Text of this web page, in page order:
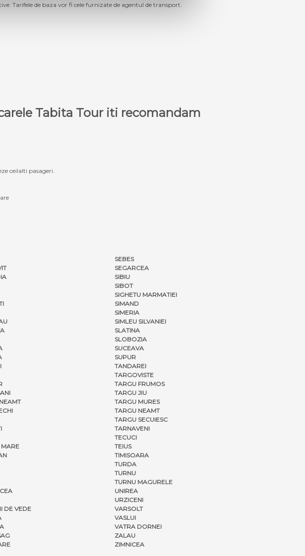
Tarifele de baza vor fi cele furnizate de agentul de transport.
Tabita Tour iti recomandam
ceilalti pasageri.
DE VEDE
SEBES
SEGARCEA
SIBIU
SIBOT
SIGHETU MARMATIEI
SIMAND
SIMERIA
SIMLEU SILVANIEI
SLATINA
SLOBOZIA
SUCEAVA
SUPUR
TANDAREI
TARGOVISTE
TARGU FRUMOS
TARGU JIU
TARGU MURES
TARGU NEAMT
TARGU SECUIESC
TARNAVENI
TECUCI
TEIUS
TIMISOARA
TURDA
TURNU
TURNU MAGURELE
UNIREA
URZICENI
VARSOLT
VASLUI
VATRA DORNEI
ZALAU
ZIMNICEA